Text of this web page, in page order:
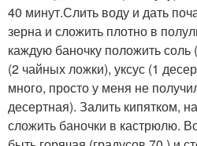
40 минут.Слить воду и дать
зерна и сложить плотно в
каждую баночку положить соль
(2 чайных ложки), уксус (1
много, просто у меня не
десертная). Залить кипятком,
сложить баночки в кастрюлю.